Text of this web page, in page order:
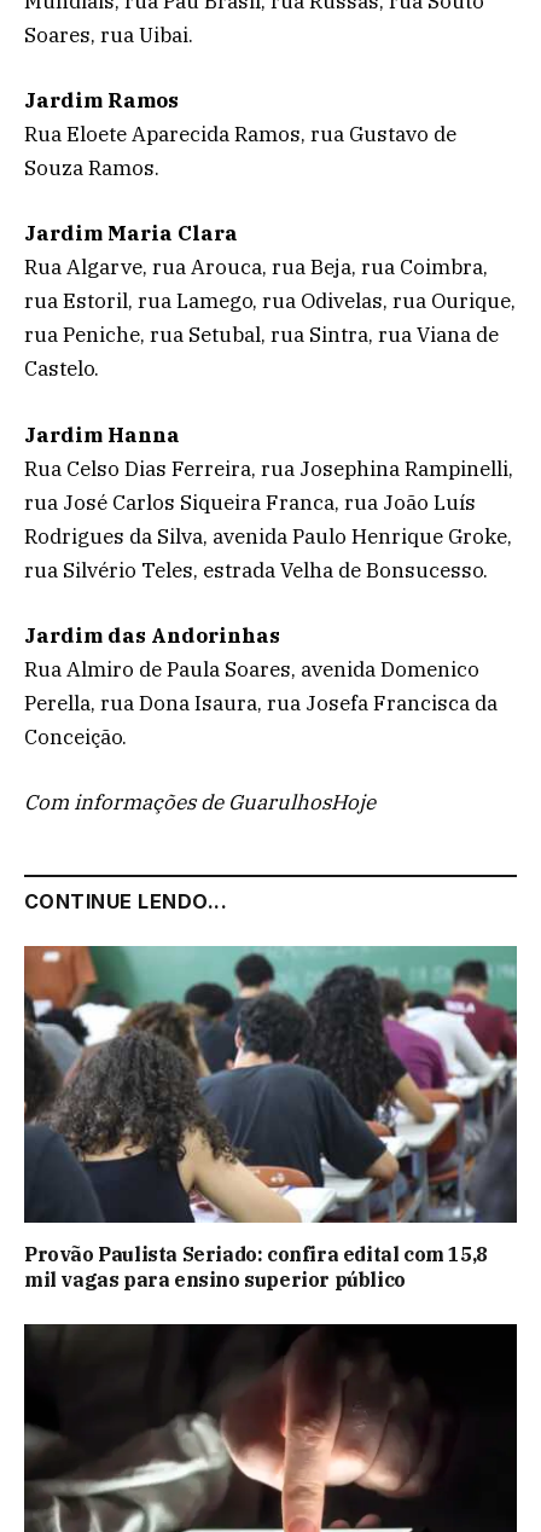
Soares, rua Uibai.
Jardim Ramos
Rua Eloete Aparecida Ramos, rua Gustavo de
Souza Ramos.
Jardim Maria Clara
Rua Algarve, rua Arouca, rua Beja, rua Coimbra,
rua Estoril, rua Lamego, rua Odivelas, rua Ourique,
rua Peniche, rua Setubal, rua Sintra, rua Viana de
Castelo.
Jardim Hanna
Rua Celso Dias Ferreira, rua Josephina Rampinelli,
rua José Carlos Siqueira Franca, rua João Luís
Rodrigues da Silva, avenida Paulo Henrique Groke,
rua Silvério Teles, estrada Velha de Bonsucesso.
Jardim das Andorinhas
Rua Almiro de Paula Soares, avenida Domenico
Perella, rua Dona Isaura, rua Josefa Francisca da
Conceição.
Com informações de GuarulhosHoje
CONTINUE LENDO...
Provão Paulista Seriado: confira edital com 15,8
mil vagas para ensino superior público